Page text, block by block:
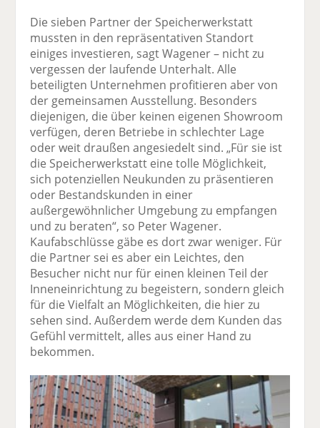
Die sieben Partner der Speicherwerkstatt
mussten in den repräsentativen Standort
einiges investieren, sagt Wagener – nicht zu
vergessen der laufende Unterhalt. Alle
beteiligten Unternehmen profitieren aber von
der gemeinsamen Ausstellung. Besonders
diejenigen, die über keinen eigenen Showroom
verfügen, deren Betriebe in schlechter Lage
oder weit draußen angesiedelt sind. „Für sie ist
die Speicherwerkstatt eine tolle Möglichkeit,
sich potenziellen Neukunden zu präsentieren
oder Bestandskunden in einer
außergewöhnlicher Umgebung zu empfangen
und zu beraten“, so Peter Wagener.
Kaufabschlüsse gäbe es dort zwar weniger. Für
die Partner sei es aber ein Leichtes, den
Besucher nicht nur für einen kleinen Teil der
Inneneinrichtung zu begeistern, sondern gleich
für die Vielfalt an Möglichkeiten, die hier zu
sehen sind. Außerdem werde dem Kunden das
Gefühl vermittelt, alles aus einer Hand zu
bekommen.